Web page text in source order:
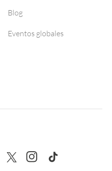
Blog
Eventos globales